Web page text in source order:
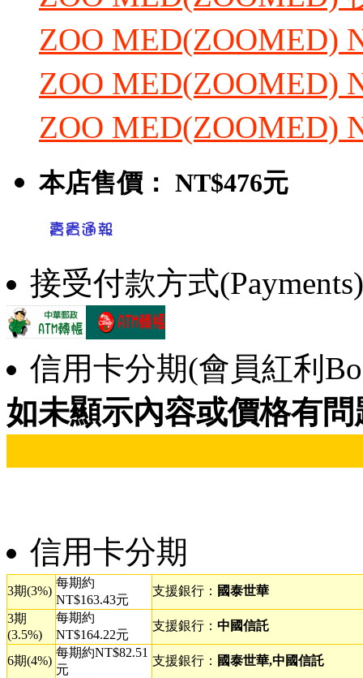
ZOO MED(ZOOMED)
ZOO MED(ZOOMED)
ZOO MED(ZOOMED)
本店售價： NT$476元
接受付款方式
信用卡分期(會員紅利
如未顯示內容或價格有
信用卡分期
3期(3%)
每期約
NT$163.43元
支援銀行： 國泰世華
3期
(3.5%)
每期約
NT$164.22元
支援銀行： 中國信託
6期(4%)
每期約NT$82.51
元
支援銀行： 國泰世華,中國信託